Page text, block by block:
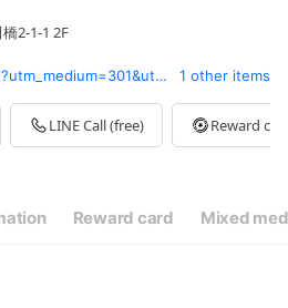
2-1-1 2F
準じます。
www.pola.net/shop/50968/?utm_medium=301&utm_source=direct&utm_campaign=/old-page 1 other items
LINE Call (free) Reward
Reward card Mixed